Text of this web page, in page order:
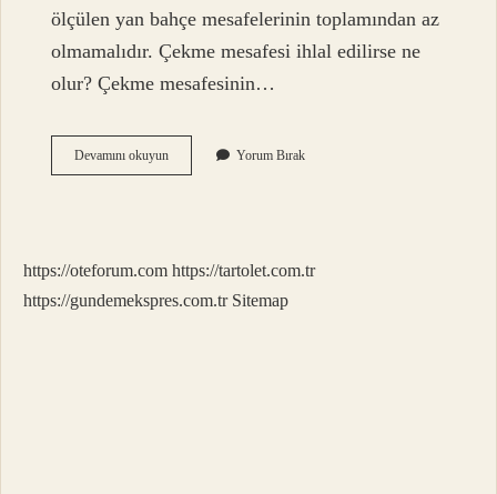
ölçülen yan bahçe mesafelerinin toplamından az
olmamalıdır. Çekme mesafesi ihlal edilirse ne
olur? Çekme mesafesinin…
Devamını okuyunÇekme
Mesafesi
Yorum Bırak
https://oteforum.com https://tartolet.com.tr
https://gundemekspres.com.tr Sitemap